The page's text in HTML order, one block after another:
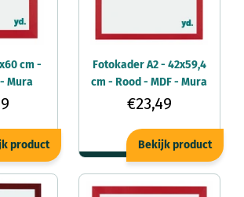
cm -
Mura
product
Fotokader A2 - 42x59,4
cm - Rood - MDF - Mura
€23,49
Bekijk product